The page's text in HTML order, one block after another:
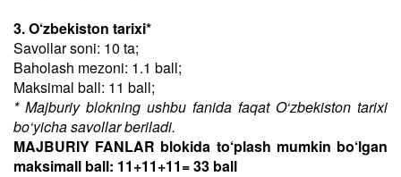
3. O‘zbekiston tarixi*
Savollar soni: 10 ta;
Baholash mezoni: 1.1 ball;
Maksimal ball: 11 ball;
* Majburiy blokning ushbu fanida faqat O‘zbekiston tarixi
bo‘yicha savollar beriladi.
MAJBURIY FANLAR blokida to‘plash mumkin bo‘lgan
maksimall ball: 11+11+11= 33 ball